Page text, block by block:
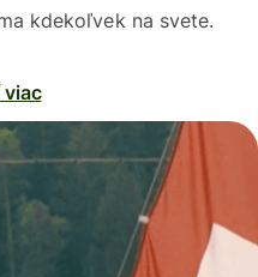
kdekoľvek na svete.
viac